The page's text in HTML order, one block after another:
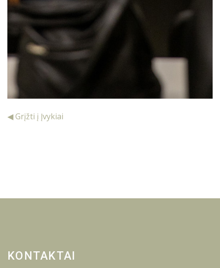
◀ Grįžti į Įvykiai
KONTAKTAI